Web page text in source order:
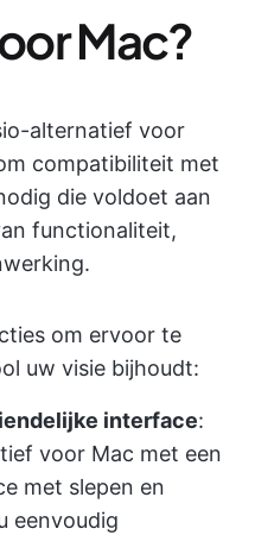
Mac?
alternatief voor
compatibiliteit met
die voldoet aan
functionaliteit,
om ervoor te
uw visie bijhoudt:
interface:
voor Mac met een
met slepen en
eenvoudig